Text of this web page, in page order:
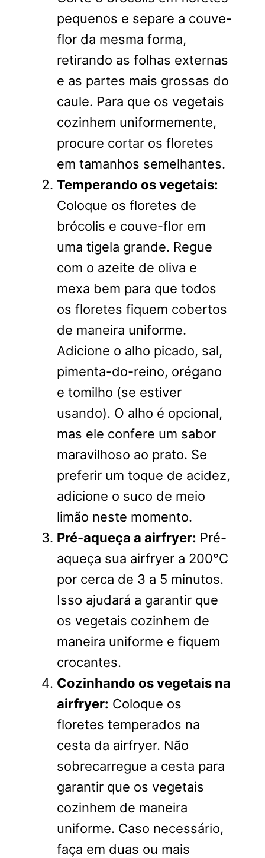
pequenos e separe a couve-
flor da mesma forma,
retirando as folhas externas
e as partes mais grossas do
caule. Para que os vegetais
cozinhem uniformemente,
procure cortar os floretes
em tamanhos semelhantes.
Temperando os vegetais:
Coloque os floretes de
brócolis e couve-flor em
uma tigela grande. Regue
com o azeite de oliva e
mexa bem para que todos
os floretes fiquem cobertos
de maneira uniforme.
Adicione o alho picado, sal,
pimenta-do-reino, orégano
e tomilho (se estiver
usando). O alho é opcional,
mas ele confere um sabor
maravilhoso ao prato. Se
preferir um toque de acidez,
adicione o suco de meio
limão neste momento.
Pré-aqueça a airfryer: Pré-
aqueça sua airfryer a 200°C
por cerca de 3 a 5 minutos.
Isso ajudará a garantir que
os vegetais cozinhem de
maneira uniforme e fiquem
crocantes.
Cozinhando os vegetais na
airfryer: Coloque os
floretes temperados na
cesta da airfryer. Não
sobrecarregue a cesta para
garantir que os vegetais
cozinhem de maneira
uniforme. Caso necessário,
faça em duas ou mais